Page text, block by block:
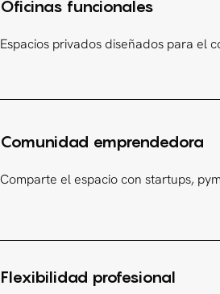
Oficinas funcionales
Espacios privados diseñados para el
Comunidad emprendedora
Comparte el espacio con startups,
Flexibilidad profesional